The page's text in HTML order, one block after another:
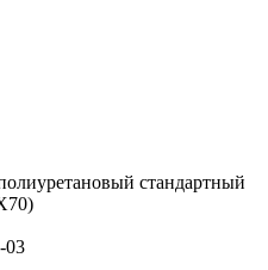
стандартный